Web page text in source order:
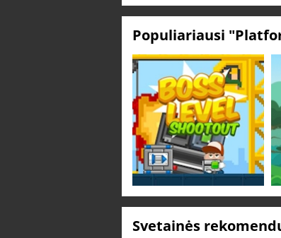
Populiariausi
Svetainės